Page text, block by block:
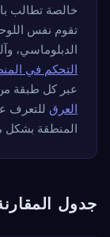
تقوم نفس
الدبلوماسي،
التحكم في
عبر كل طبقة
العرق للتعرف
المنطقة بشكل
جدول